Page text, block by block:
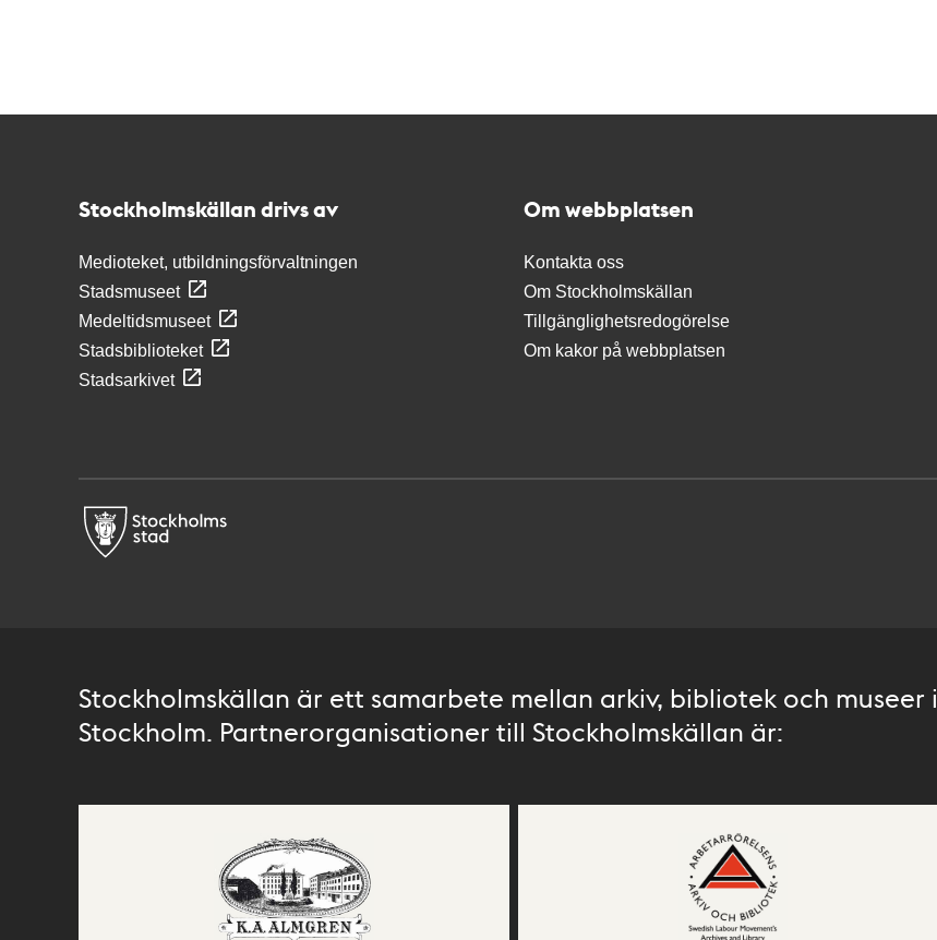
Stockholmskällan drivs av
Medioteket, utbildningsförvaltningen
Stadsmuseet
Medeltidsmuseet
Stadsbiblioteket
Stadsarkivet
Om webbplatsen
Kontakta oss
Om Stockholmskällan
Tillgänglighetsredogörelse
Om kakor på webbplatsen
Stockholmskällan är ett samarbete mellan arkiv, bibliotek och museer i
Stockholm. Partnerorganisationer till Stockholmskällan är: